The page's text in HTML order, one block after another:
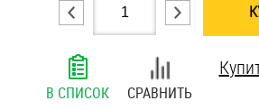
В СПИСОК СРАВНИТЬ